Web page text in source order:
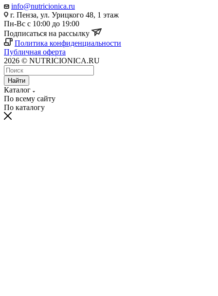
info@nutricionica.ru
г. Пенза, ул. Урицкого 48, 1 этаж
Пн-Вс с 10:00 до 19:00
Подписаться на рассылку
Политика конфиденциальности
Публичная оферта
2026 © NUTRICIONICA.RU
Найти
Каталог
По всему сайту
По каталогу